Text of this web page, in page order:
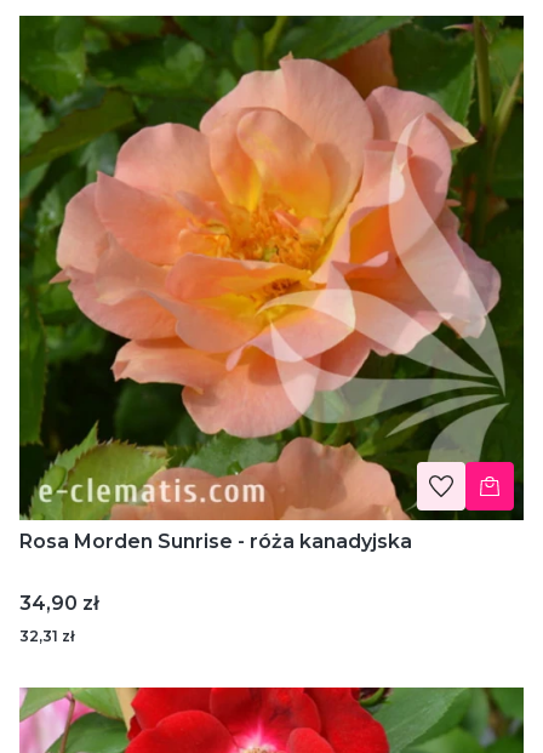
Rosa Morden Sunrise - róża kanadyjska
Cena
34,90 zł
32,31 zł